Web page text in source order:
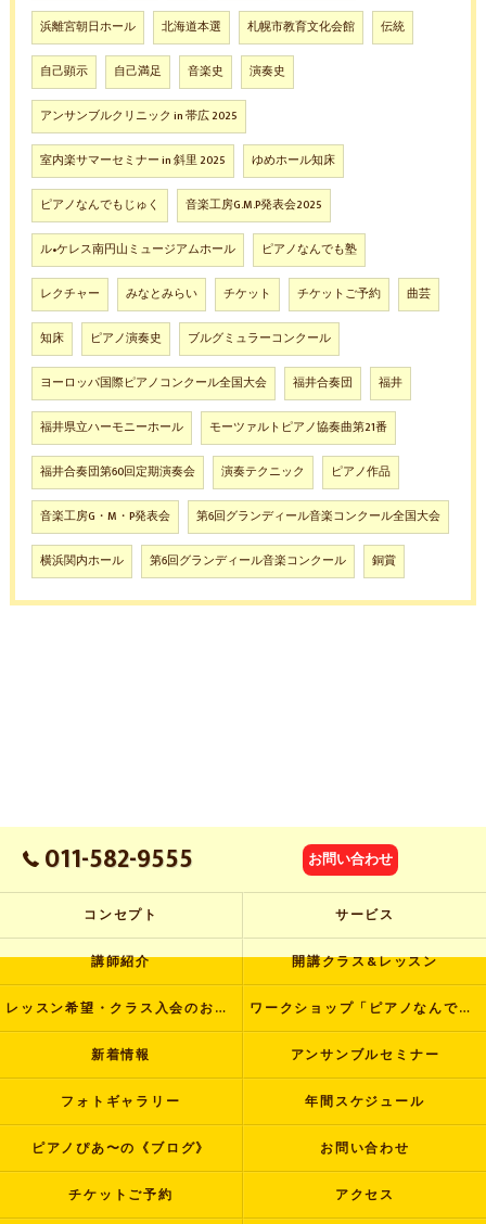
浜離宮朝日ホール 北海道本選 札幌市教育文化会館 伝統
自己顕示 自己満足 音楽史 演奏史
アンサンブルクリニック in 帯広 2025
室内楽サマーセミナー in 斜里 2025 ゆめホール知床
ピアノなんでもじゅく 音楽工房G.M.P発表会2025
ル•ケレス南円山ミュージアムホール ピアノなんでも塾
レクチャー みなとみらい チケット チケットご予約 曲芸
知床 ピアノ演奏史 ブルグミュラーコンクール
ヨーロッパ国際ピアノコンクール全国大会 福井合奏団 福井
福井県立ハーモニーホール モーツァルトピアノ協奏曲第21番
福井合奏団第60回定期演奏会 演奏テクニック ピアノ作品
音楽工房G・M・P発表会 第6回グランディール音楽コンクール全国大会
横浜関内ホール 第6回グランディール音楽コンクール 銅賞
011-582-9555 お問い合わせ
コンセプト サービス
講師紹介 開講クラス&レッスン
レッスン希望・クラス入会のお申し込み ワークショップ「ピアノなんでも塾」
新着情報 アンサンブルセミナー
フォトギャラリー 年間スケジュール
ピアノぴあ〜の《ブログ》 お問い合わせ
チケットご予約 アクセス